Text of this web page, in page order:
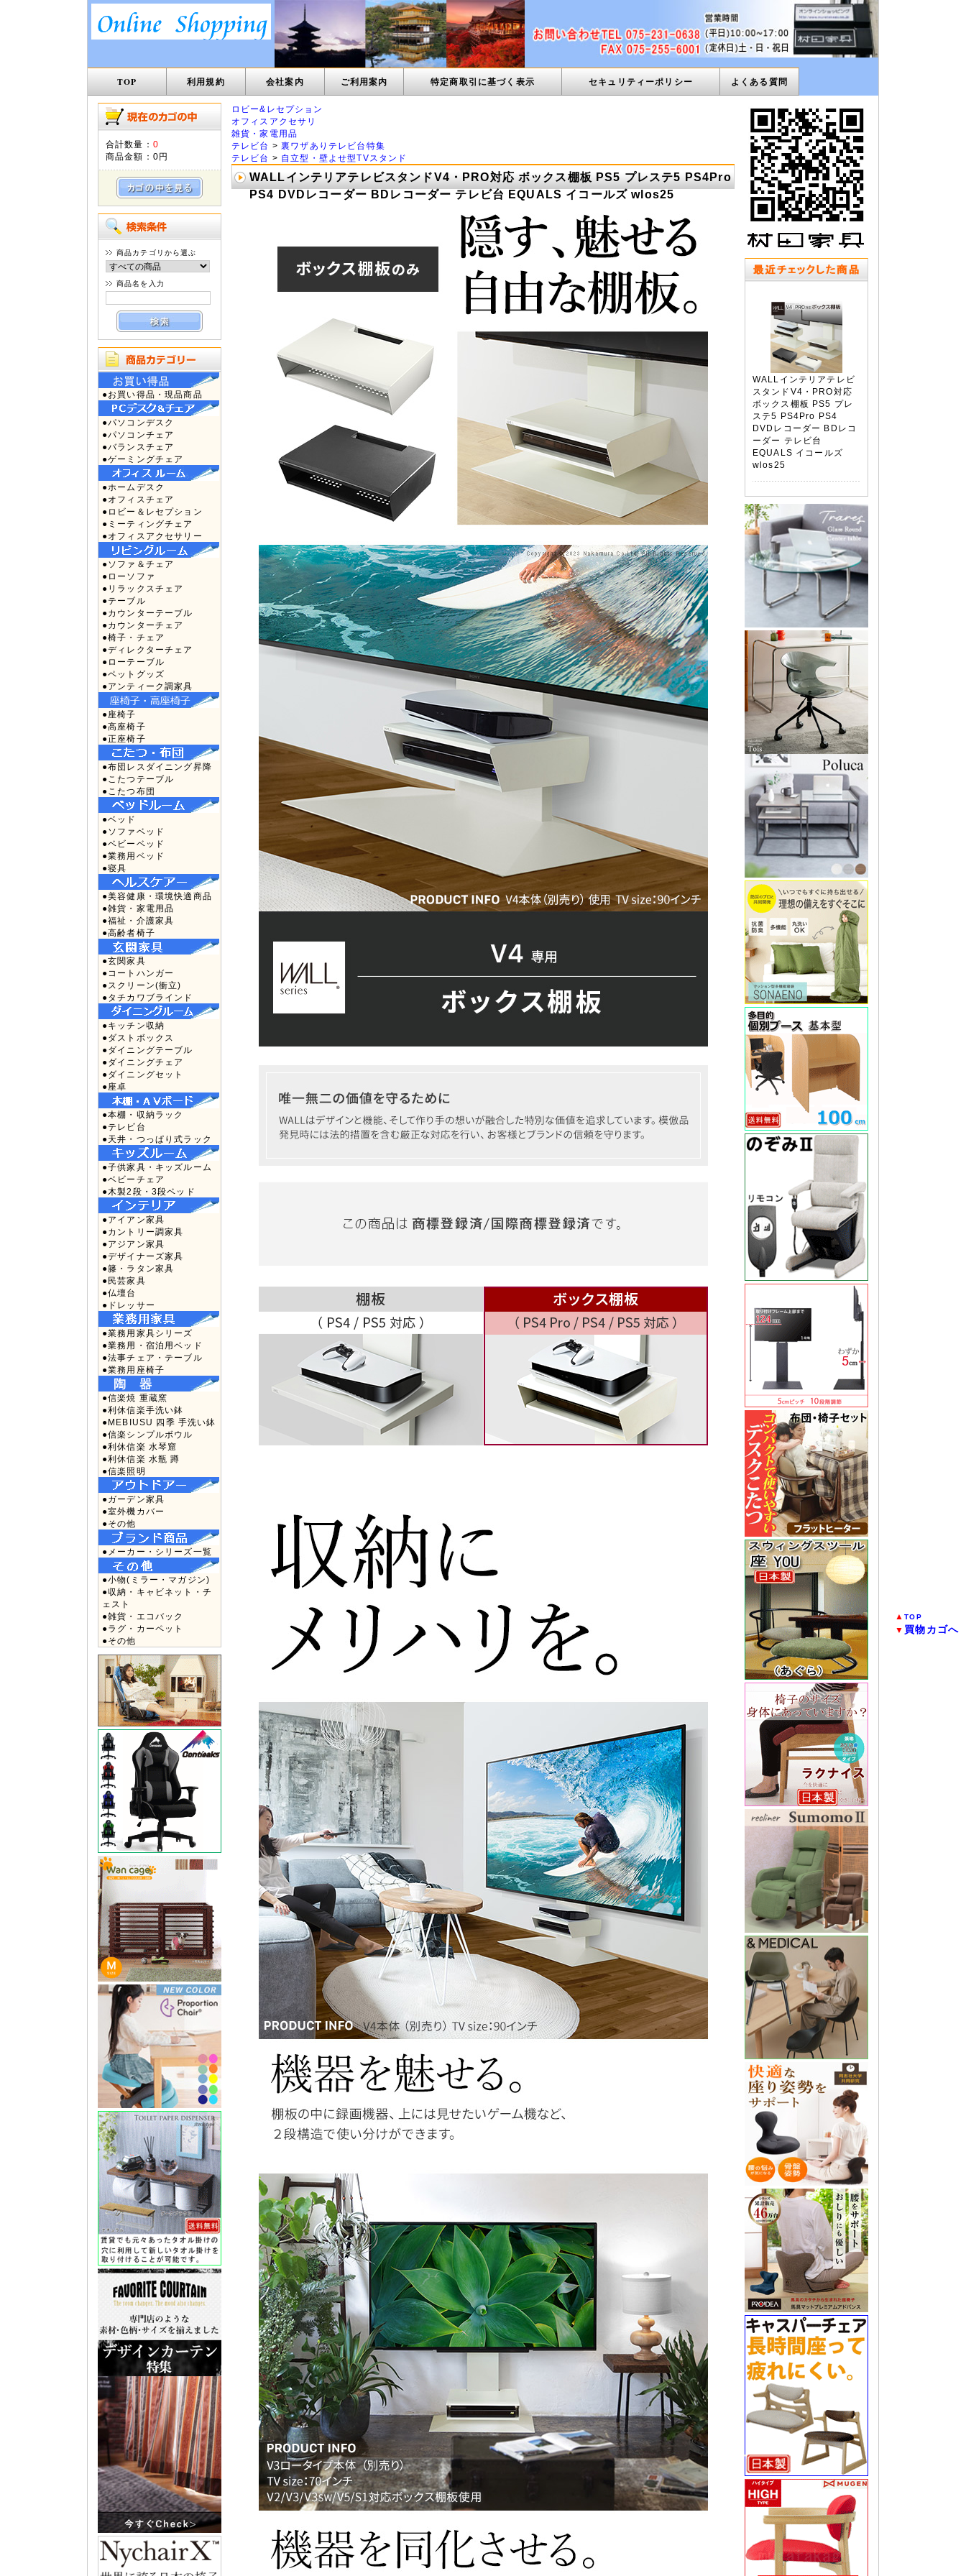
TOP 利用規約 会社案内 ご利用案内 特定商取引に基づく表示 セキュリティーポリシー よくある質問
合計数量： 0
商品金額： 0円
商品カテゴリから選ぶ
商品名を入力
●お買い得品・現品商品
●パソコンデスク
●パソコンチェア
●バランスチェア
●ゲーミングチェア
●ホームデスク
●オフィスチェア
●ロビー＆レセプション
●ミーティングチェア
●オフィスアクセサリー
●ソファ＆チェア
●ローソファ
●リラックスチェア
●テーブル
●カウンターテーブル
●カウンターチェア
●椅子・チェア
●ディレクターチェア
●ローテーブル
●ペットグッズ
●アンティーク調家具
●座椅子
●高座椅子
●正座椅子
●布団レスダイニング昇降
●こたつテーブル
●こたつ布団
●ベッド
●ソファベッド
●ベビーベッド
●業務用ベッド
●寝具
●美容健康・環境快適商品
●雑貨・家電用品
●福祉・介護家具
●高齢者椅子
●玄関家具
●コートハンガー
●スクリーン(衝立)
●タチカワブラインド
●キッチン収納
●ダストボックス
●ダイニングテーブル
●ダイニングチェア
●ダイニングセット
●座卓
●本棚・収納ラック
●テレビ台
●天井・つっぱり式ラック
●子供家具・キッズルーム
●ベビーチェア
●木製2段・3段ベッド
●アイアン家具
●カントリー調家具
●アジアン家具
●デザイナーズ家具
●籐・ラタン家具
●民芸家具
●仏壇台
●ドレッサー
●業務用家具シリーズ
●業務用・宿泊用ベッド
●法事チェア・テーブル
●業務用座椅子
●信楽焼 重蔵窯
●利休信楽手洗い鉢
●MEBIUSU 四季 手洗い鉢
●信楽シンプルボウル
●利休信楽 水琴窟
●利休信楽 水瓶 蹲
●信楽照明
●ガーデン家具
●室外機カバー
●その他
●メーカー・シリーズ一覧
●小物(ミラー・マガジン)
●収納・キャビネット・チ
ェスト
●雑貨・エコバック
●ラグ・カーペット
●その他
ロビー&レセプション
オフィスアクセサリ
雑貨・家電用品
テレビ台 >裏ワザありテレビ台特集
テレビ台 > 自立型・壁よせ型TVスタンド
WALLインテリアテレビスタンドV4・PRO対応 ボックス棚板 PS5 プレステ5 PS4Pro
PS4 DVDレコーダー BDレコーダー テレビ台 EQUALS イコールズ wlos25
WALLインテリアテレビ
スタンドV4・PRO対応
ボックス棚板 PS5 プレ
ステ5 PS4Pro PS4
DVDレコーダー BDレコ
ーダー テレビ台
EQUALS イコールズ
wlos25
▲TOP
▼ 買物カゴへ